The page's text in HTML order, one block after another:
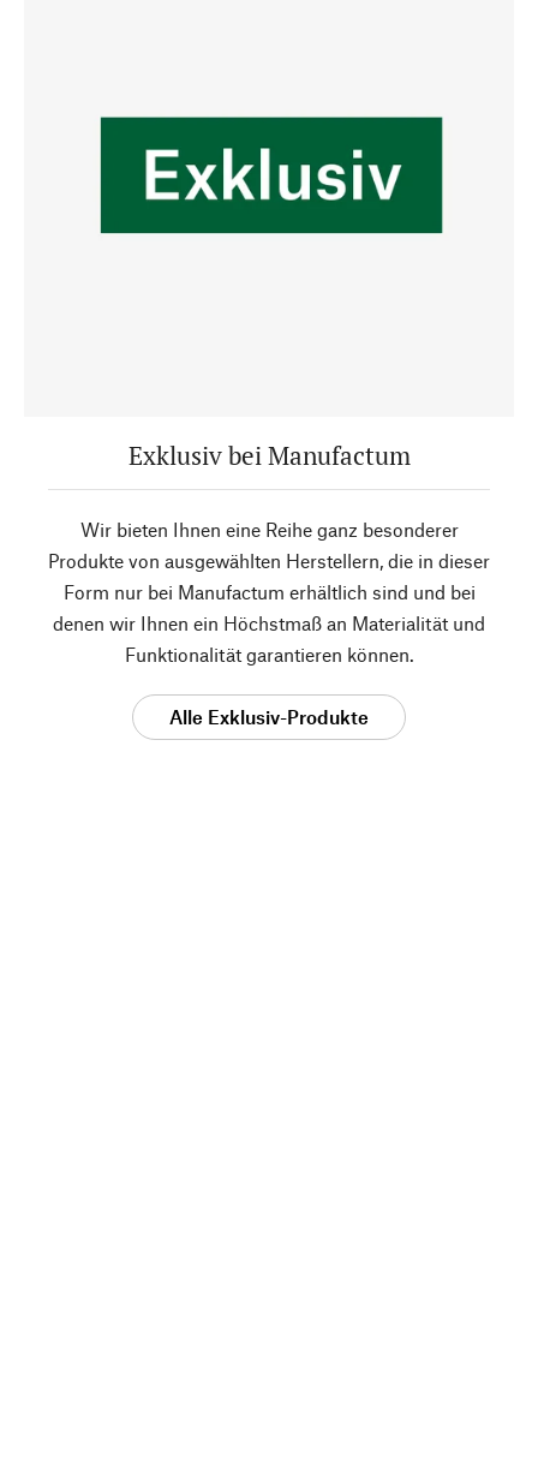
Exklusiv bei Manufactum
Wir bieten Ihnen eine Reihe ganz besonderer
Produkte von ausgewählten Herstellern, die in dieser
Form nur bei Manufactum erhältlich sind und bei
denen wir Ihnen ein Höchstmaß an Materialität und
Funktionalität garantieren können.
Alle Exklusiv-Produkte